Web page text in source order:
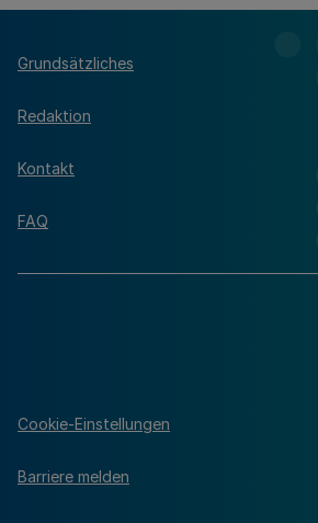
Grundsätzliches
Redaktion
Kontakt
FAQ
Cookie-Einstellungen
Barriere melden